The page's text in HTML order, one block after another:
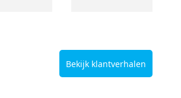
Bekijk klantverhalen